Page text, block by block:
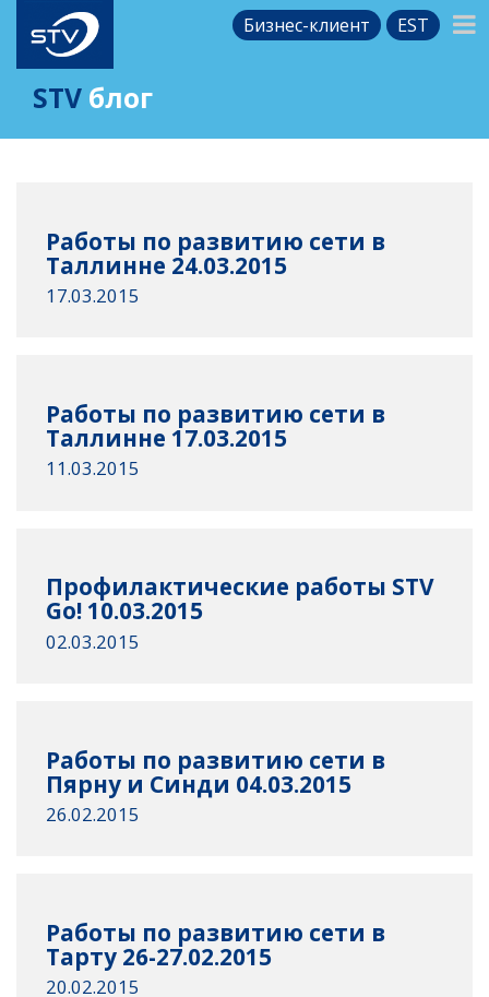
Бизнес-клиент EST
STV блог
Работы по развитию сети в
Таллинне 24.03.2015
17.03.2015
Работы по развитию сети в
Таллинне 17.03.2015
11.03.2015
Профилактические работы STV
Go! 10.03.2015
02.03.2015
Работы по развитию сети в
Пярну и Синди 04.03.2015
26.02.2015
Работы по развитию сети в
Тарту 26-27.02.2015
20.02.2015